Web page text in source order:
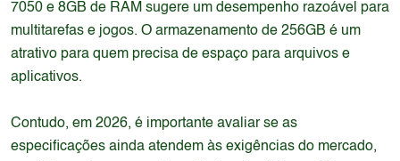
7050 e 8GB de RAM sugere um desempenho razoável para
multitarefas e jogos. O armazenamento de 256GB é um
atrativo para quem precisa de espaço para arquivos e
aplicativos.
Contudo, em 2026, é importante avaliar se as
especificações ainda atendem às exigências do mercado,